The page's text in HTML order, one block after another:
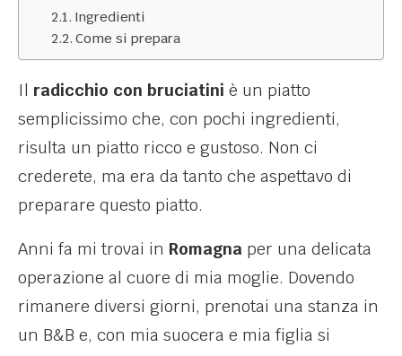
Ingredienti
Come si prepara
Il radicchio con bruciatini è un piatto
semplicissimo che, con pochi ingredienti,
risulta un piatto ricco e gustoso. Non ci
crederete, ma era da tanto che aspettavo di
preparare questo piatto.
Anni fa mi trovai in Romagna per una delicata
operazione al cuore di mia moglie. Dovendo
rimanere diversi giorni, prenotai una stanza in
un B&B e, con mia suocera e mia figlia si